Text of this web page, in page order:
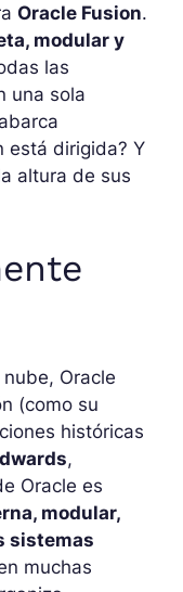
Oracle Fusion.
modular y
las
una sola
está dirigida? Y
altura de sus
Oracle
(como su
históricas
,
Oracle es
modular,
sistemas
muchas